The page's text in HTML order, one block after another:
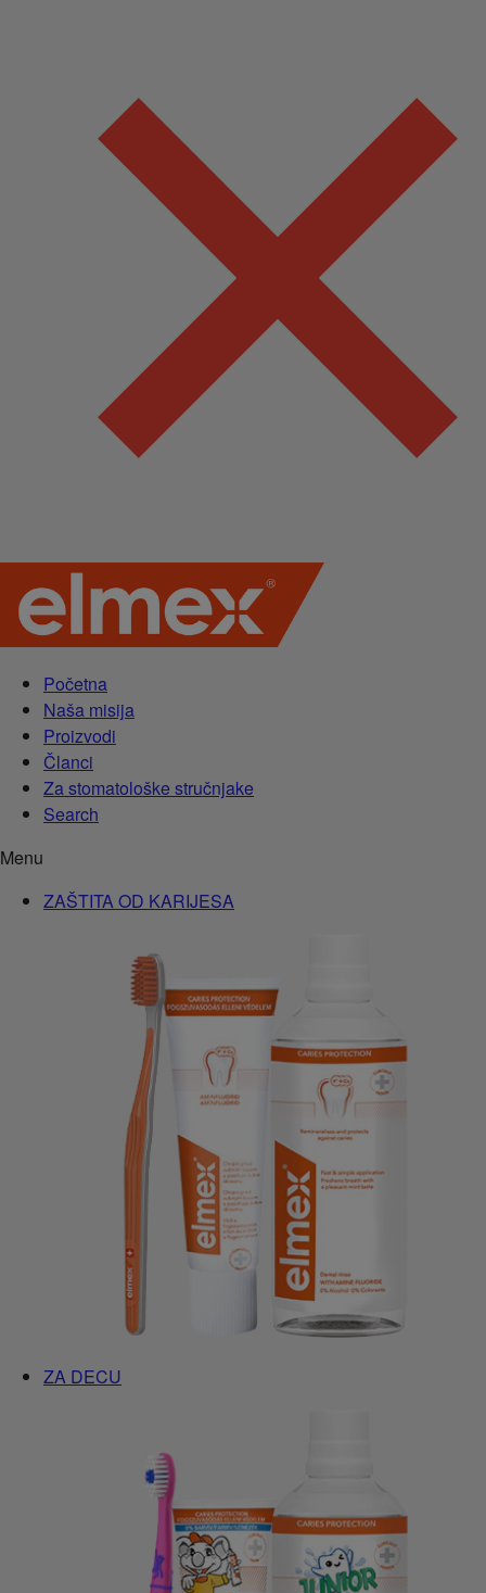
Početna
Naša misija
Proizvodi
Članci
Za stomatološke stručnjake
Search
Menu
ZAŠTITA OD KARIJESA
ZA DECU